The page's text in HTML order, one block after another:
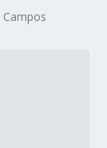
Campos